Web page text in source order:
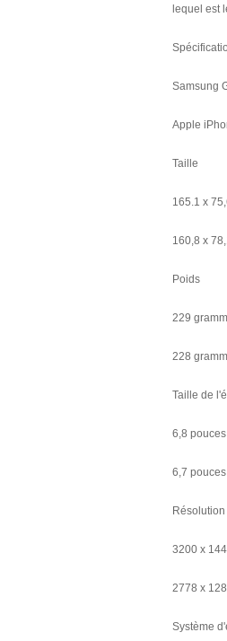
lequel est
Samsung
Apple
Taille
165.1 x
160,8 x
Poids
229
228
Taille de
6,8
6,7
3200 x
2778 x
Système